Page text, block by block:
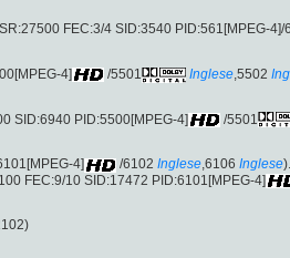
FEC:3/4 SID:3540 PID:561[MPEG-4]/
4] /5501 Inglese ,5502
SID:6940 PID:5500[MPEG-4] /5501
4] /6102 Inglese,6106 Inglese).
FEC:9/10 SID:17472 PID:6101[MPEG-4]